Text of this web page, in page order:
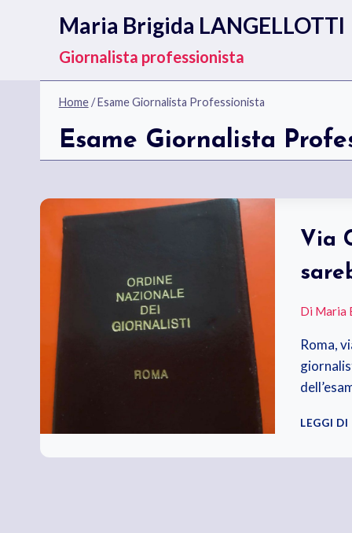
contenuto
Maria Brigida LANGELLOTTI
Giornalista professionista
Home/Esame Giornalista Professionista
Esame Giornalista
Via
Di Maria
Roma,
LEGGI DI